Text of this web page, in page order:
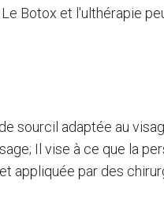
Botox et l'ulthérapie
sourcil adaptée au
Il vise à ce que la
appliquée par des